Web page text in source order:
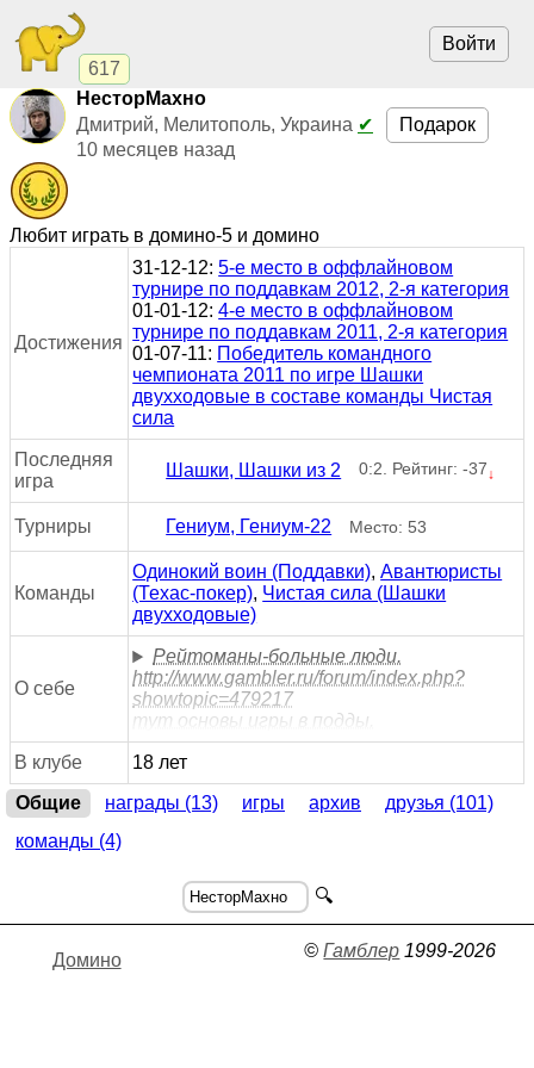
617
Войти
НесторМахно
Дмитрий, Мелитополь, Украина ✔
10 месяцев назад
Подарок
Любит играть в домино-5 и домино
Достижения
31-12-12:5-е место в оффлайновом
турнире по поддавкам 2012, 2-я категория
01-01-12:4-е место в оффлайновом
турнире по поддавкам 2011, 2-я категория
01-07-11: Победитель командного
чемпионата 2011 по игре Шашки
двухходовые в составе команды Чистая
сила
Последняя
игра
Шашки, Шашки из 2 0:2. Рейтинг: -37↓
Турниры Гениум, Гениум-22 Место: 53
Команды
Одинокий воин (Поддавки),Авантюристы
(Техас-покер), Чистая сила (Шашки
двухходовые)
О себе
Рейтоманы-больные люди.
http://www.gambler.ru/forum/index.php?
showtopic=479217
тут основы игры в подды.
В клубе
18 лет
Общие
награды (13) игры архив
друзья (101)
команды (4)
🔍
Домино ©Гамблер 1999-2026